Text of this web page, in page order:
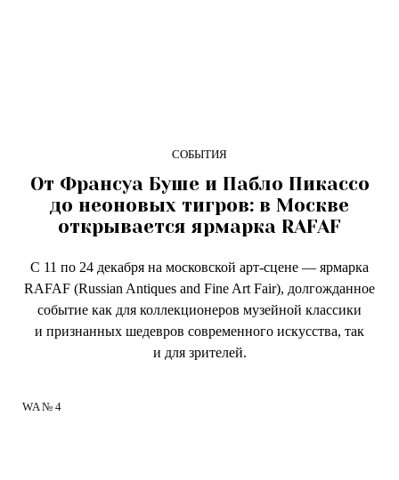
СОБЫТИЯ
От Франсуа Буше и Пабло Пикассо
до неоновых тигров: в Москве
открывается ярмарка RAFAF
С 11 по 24 декабря на московской арт-сцене — ярмарка
RAFAF (Russian Antiques and Fine Art Fair), долгожданное
событие как для коллекционеров музейной классики
и признанных шедевров современного искусства, так
и для зрителей.
WA № 4